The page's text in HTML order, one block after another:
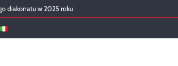
diakonatu w 2025 roku